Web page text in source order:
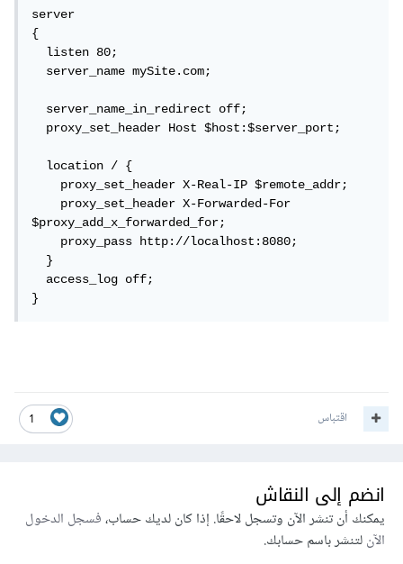
server
{
  listen 80;
  server_name mySite.com;
  server_name_in_redirect off;
  proxy_set_header Host $host:$server_port;
  location / {
    proxy_set_header X-Real-IP $remote_addr;
    proxy_set_header X-Forwarded-For
$proxy_add_x_forwarded_for;
    proxy_pass http://localhost:8080;
  }
  access_log off;
}
1 اقتباس
انضم إلى النقاش
يمكنك أن تنشر الآن وتسجل لاحقًا. إذا كان لديك حساب،فسجل الدخول
الآنلتنشر باسم حسابك.